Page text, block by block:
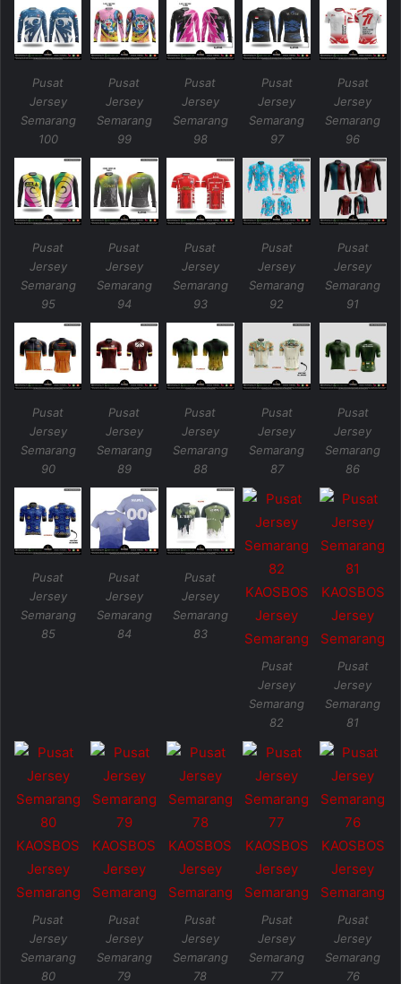
Pusat
Jersey
Semarang
100
Pusat
Jersey
Semarang
99
Pusat
Jersey
Semarang
98
Pusat
Jersey
Semarang
97
Pusat
Jersey
Semarang
96
Pusat
Jersey
Semarang
95
Pusat
Jersey
Semarang
94
Pusat
Jersey
Semarang
93
Pusat
Jersey
Semarang
92
Pusat
Jersey
Semarang
91
Pusat
Jersey
Semarang
90
Pusat
Jersey
Semarang
89
Pusat
Jersey
Semarang
88
Pusat
Jersey
Semarang
87
Pusat
Jersey
Semarang
86
Pusat
Jersey
Semarang
85
Pusat
Jersey
Semarang
84
Pusat
Jersey
Semarang
83
Pusat
Jersey
Semarang
82
Pusat
Jersey
Semarang
81
Pusat
Jersey
Semarang
80
Pusat
Jersey
Semarang
79
Pusat
Jersey
Semarang
78
Pusat
Jersey
Semarang
77
Pusat
Jersey
Semarang
76